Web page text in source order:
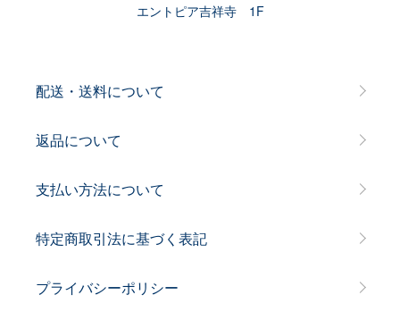
エントピア吉祥寺 1F
配送・送料について
返品について
支払い方法について
特定商取引法に基づく表記
プライバシーポリシー